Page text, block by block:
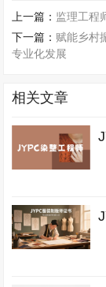
上一篇： 监理工程
下一篇： 赋能乡村
专业化发展
相关文章